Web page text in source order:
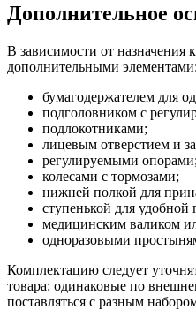
Дополнительное
В зависимости от назначения
дополнительными элементами:
бумагодержателем для
подголовником с
подлокотниками;
лицевым отверстием и
регулируемыми опорами;
колесами с тормозами;
нижней полкой для
ступенькой для удобной
медицинским валиком
одноразовыми
Комплектацию следует
товара: одинаковые по
поставляться с разным